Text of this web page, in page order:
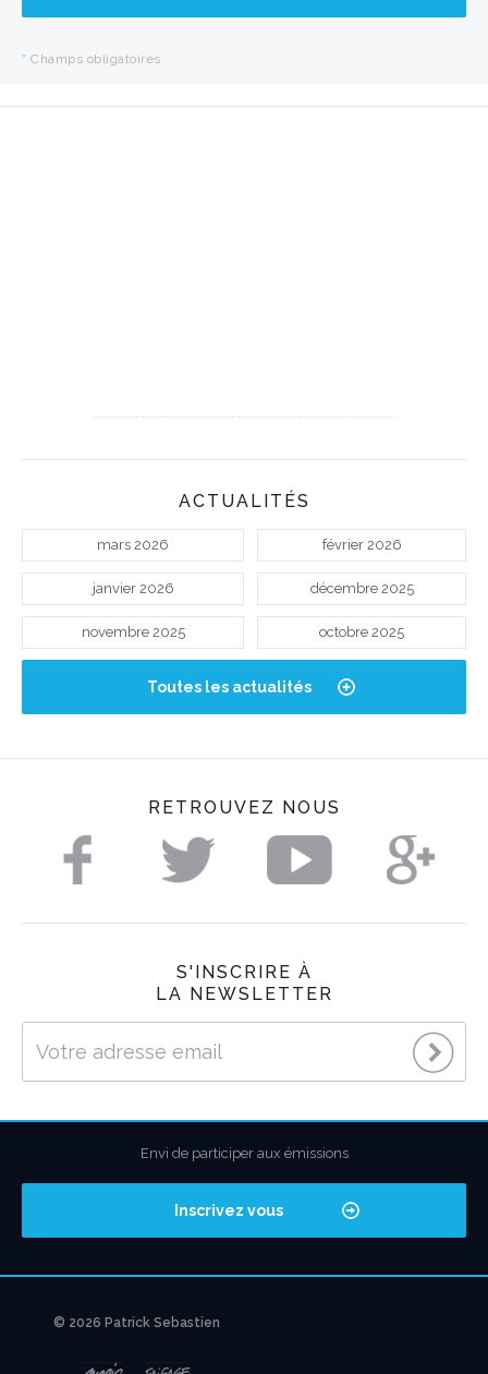
* Champs obligatoires
ACTUALITÉS
mars 2026 février 2026
janvier 2026 décembre 2025
novembre 2025 octobre 2025
Toutes les actualités
RETROUVEZ NOUS
S'INSCRIRE À
LA NEWSLETTER
Envi de participer aux émissions
Inscrivez vous
© 2026 Patrick Sebastien